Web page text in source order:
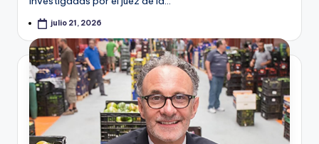
julio 21, 2026